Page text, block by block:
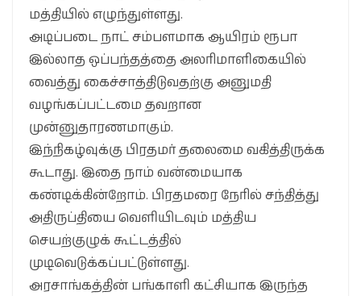
மத்தியில் எழுந்துள்ளது.
அடிப்படை நாட் சம்பளமாக ஆயிரம் ரூபா
இல்லாத ஒப்பந்தத்தை அலரிமாளிகையில்
வைத்து கைச்சாத்திடுவதற்கு அனுமதி
வழங்கப்பட்டமை தவறான
முன்னுதாரணமாகும்.
இந்நிகழ்வுக்கு பிரதமர் தலைமை வகித்திருக்க
கூடாது. இதை நாம் வன்மையாக
கண்டிக்கின்றோம். பிரதமரை நேரில் சந்தித்து
அதிருப்தியை வெளியிடவும் மத்திய
செயற்குழுக் கூட்டத்தில்
முடிவெடுக்கப்பட்டுள்ளது.
அரசாங்கத்தின் பங்காளி கட்சியாக இருந்த